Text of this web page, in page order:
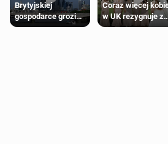
Brytyjskiej
gospodarce grozi
recesja, jeśli
Coraz więcej
w UK rezygnuje z
roli druhny na